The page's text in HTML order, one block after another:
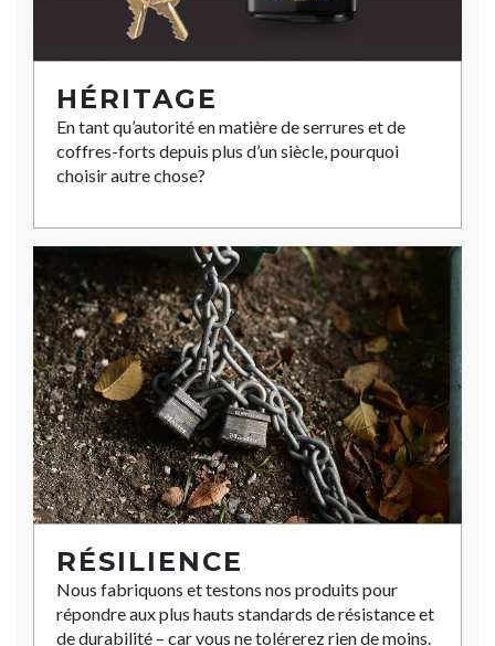
HÉRITAGE
En tant qu’autorité en matière de serrures et de
coffres-forts depuis plus d’un siècle, pourquoi
choisir autre chose?
RÉSILIENCE
Nous fabriquons et testons nos produits pour
répondre aux plus hauts standards de résistance et
de durabilité – car vous ne tolérerez rien de moins.